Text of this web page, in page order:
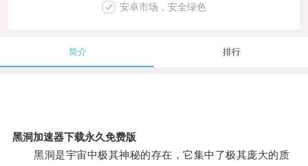
安卓市场，安全绿色
简介 排行
黑洞加速器下载永久免费版
黑洞是宇宙中极其神秘的存在，它集中了极其庞大的质